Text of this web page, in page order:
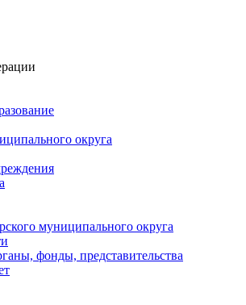
округа
муниципального округа
фонды, представительства